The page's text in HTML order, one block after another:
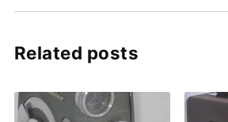
Related posts